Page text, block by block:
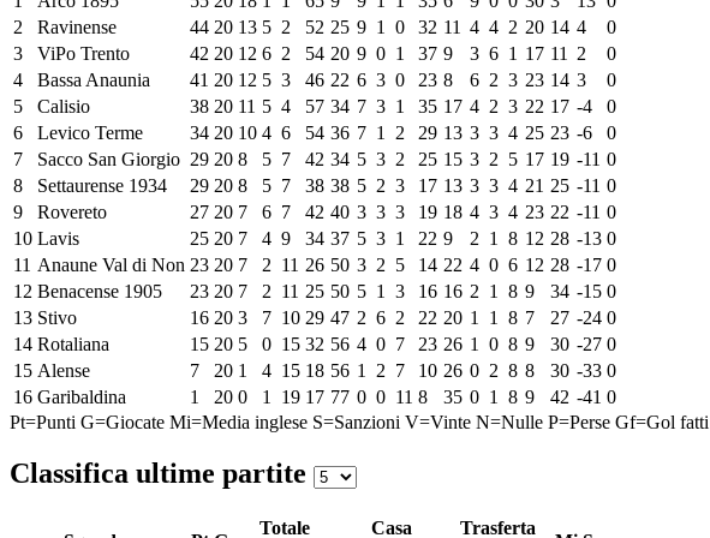
2
Ravinense 44 20 13 5 2 52 25 9 1 0 32 11 4 4 2 20 14 4
0
3
ViPo Trento 42 20 12 6 2 54 20 9 0 1 37 9 3 6 1 17 11 2
0
4
Bassa Anaunia 41 20 12 5 3 46 22 6 3 0 23 8 6 2 3 23 14 3
0
5
Calisio 38 20 11 5 4 57 34 7 3 1 35 17 4 2 3 22 17 -4
0
6
Levico Terme 34 20 10 4 6 54 36 7 1 2 29 13 3 3 4 25 23 -6
0
7
Sacco San Giorgio 29 20 8 5 7 42 34 5 3 2 25 15 3 2 5 17 19 -11 0
8
Settaurense 1934 29 20 8 5 7 38 38 5 2 3 17 13 3 3 4 21 25 -11 0
9
Rovereto 27 20 7 6 7 42 40 3 3 3 19 18 4 3 4 23 22 -11 0
10 Lavis 25 20 7 4 9 34 37 5 3 1 22 9 2 1 8 12 28 -13 0
11 Anaune Val di Non 23 20 7 2 11 26 50 3 2 5 14 22 4 0 6 12 28 -17 0
12 Benacense 1905 23 20 7 2 11 25 50 5 1 3 16 16 2 1 8 9 34 -15 0
13 Stivo 16 20 3 7 10 29 47 2 6 2 22 20 1 1 8 7 27 -24 0
14 Rotaliana 15 20 5 0 15 32 56 4 0 7 23 26 1 0 8 9 30 -27 0
15 Alense 7 20 1 4 15 18 56 1 2 7 10 26 0 2 8 8 30 -33 0
16 Garibaldina 1 20 0 1 19 17 77 0 0 11 8 35 0 1 8 9 42 -41 0
Pt=Punti G=Giocate Mi=Media inglese S=Sanzioni V=Vinte N=Nulle P=Perse Gf=Gol fatti
Classifica ultime partite
Totale Casa Trasferta